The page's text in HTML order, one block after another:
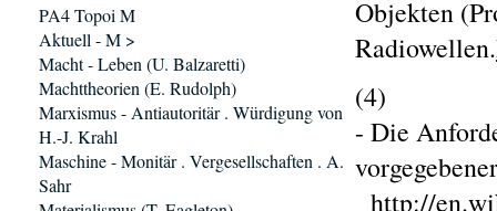
Objekten
Radiowellen.
(4)
- Die
http://
PA4 Topoi M
Aktuell - M >
Macht - Leben (U. Balzaretti)
Machttheorien (E. Rudolph)
Marxismus - Antiautoritär . Würdigung von
H.-J. Krahl
Maschine - Monitär . Vergesellschaften . A.
Sahr